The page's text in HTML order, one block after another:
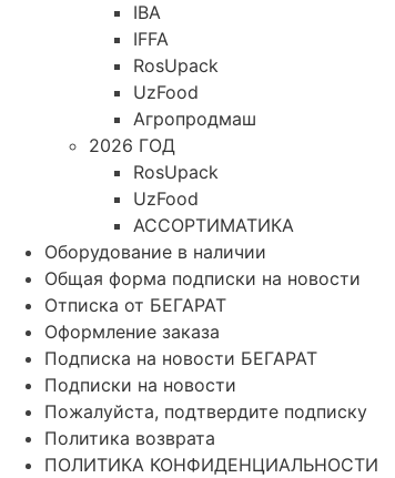
IBA
IFFA
RosUpack
UzFood
Агропродмаш
2026 ГОД
RosUpack
UzFood
АССОРТИМАТИКА
Оборудование в наличии
Общая форма подписки на новости
Отписка от БЕГАРАТ
Оформление заказа
Подписка на новости БЕГАРАТ
Подписки на новости
Пожалуйста, подтвердите подписку
Политика возврата
ПОЛИТИКА КОНФИДЕНЦИАЛЬНОСТИ